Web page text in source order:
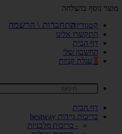
מוצר נוסף בהצלחה
קטגוריות
התקשרו אלינו
דף הבית
החשבון שלי
0 עגלת קניות
דף הבית
בריכות ניידות bestway
- בריכות מלבניות
התחברות \ הרשמה